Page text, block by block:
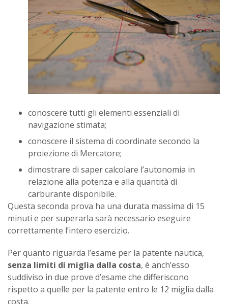
conoscere tutti gli elementi essenziali di
navigazione stimata;
conoscere il sistema di coordinate secondo la
proiezione di Mercatore;
dimostrare di saper calcolare l’autonomia in
relazione alla potenza e alla quantità di
carburante disponibile.
Questa seconda prova ha una durata massima di 15
minuti e per superarla sarà necessario eseguire
correttamente l’intero esercizio.
Per quanto riguarda l’esame per la patente nautica,
senza limiti di miglia dalla costa, è anch’esso
suddiviso in due prove d’esame che differiscono
rispetto a quelle per la patente entro le 12 miglia dalla
costa.